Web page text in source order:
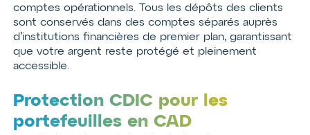
comptes opérationnels. Tous les dépôts des clients
sont conservés dans des comptes séparés auprès
d’institutions financières de premier plan, garantissant
que votre argent reste protégé et pleinement
accessible.
Protection CDIC pour les
portefeuilles en CAD